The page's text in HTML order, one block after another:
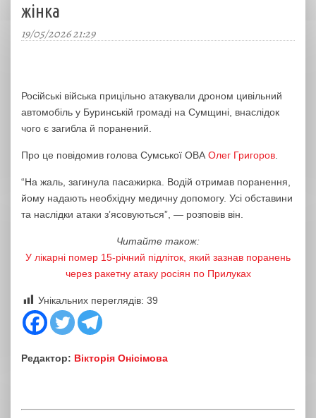
жінка
19/05/2026 21:29
Російські війська прицільно атакували дроном цивільний
автомобіль у Буринській громаді на Сумщині, внаслідок
чого є загибла й поранений.
Про це повідомив голова Сумської ОВА Олег Григоров
“На жаль, загинула пасажирка. Водій отримав поранення,
йому надають необхідну медичну допомогу. Усі обставини
та наслідки атаки зʼясовуються”, — розповів він.
Читайте також:
У лікарні помер 15-річний підліток, який зазнав поранень
через ракетну атаку росіян по Прилуках
Унікальних переглядів: 39
Редактор: Вікторія Онісімова